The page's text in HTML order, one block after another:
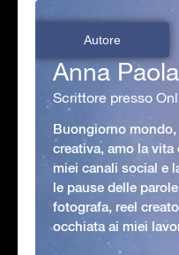
Autore
Anna
Scrittore presso
Buongiorno
creativa, amo la vita
miei canali social e
le pause delle
fotografa, reel
occhiata ai miei